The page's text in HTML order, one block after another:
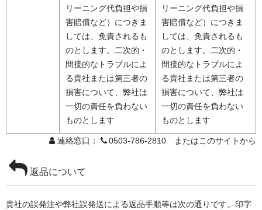
リーニング代負担や損
害賠償など）につきま
しては、免責されるも
のとします。二次的・
間接的なトラブルによ
る貴社または第三者の
損害について、弊社は
一切の責任を負わない
ものとします
リーニング代負担や損
害賠償など）につきま
しては、免責されるも
のとします。二次的・
間接的なトラブルによ
る貴社または第三者の
損害について、弊社は
一切の責任を負わない
ものとします
連絡窓口： 0503-786-2810 またはこのサイトから
返品について
貴社の誤発注や弊社誤発送による返品手順等は次の通りです。印字